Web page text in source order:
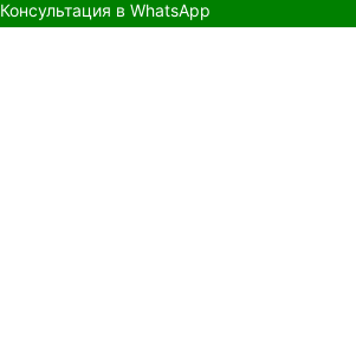
Консультация в WhatsApp